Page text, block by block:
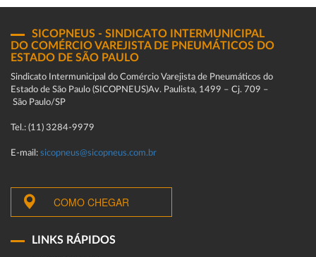
SICOPNEUS - SINDICATO INTERMUNICIPAL
DO COMÉRCIO VAREJISTA DE PNEUMÁTICOS DO
ESTADO DE SÃO PAULO
Sindicato Intermunicipal do Comércio Varejista de Pneumáticos do
Estado de São Paulo (SICOPNEUS)Av. Paulista, 1499 – Cj. 709 –
São Paulo/SP
Tel.: (11) 3284-9979
E-mail: sicopneus@sicopneus.com.br
COMO CHEGAR
LINKS RÁPIDOS